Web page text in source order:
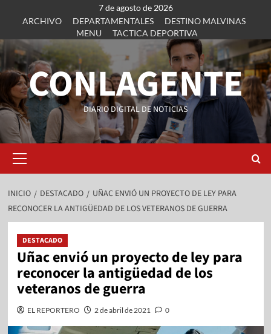
7 de agosto de 2026
ARCHIVO
DEPARTAMENTALES
DESTINO MALVINAS
MENU
TACTICA DEPORTIVA
CONLAGENTE
DIARIO DIGITAL DE NOTICIAS
INICIO DESTACADO
UÑAC ENVIÓ UN PROYECTO DE LEY PARA
RECONOCER LA ANTIGÜEDAD DE LOS VETERANOS DE GUERRA
DESTACADO
Uñac envió un proyecto de ley para
reconocer la antigüedad de los
veteranos de guerra
EL REPORTERO 2 de abril de 2021 0